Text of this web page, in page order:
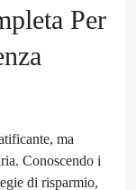
Per
ma
Conoscendo i
di risparmio,